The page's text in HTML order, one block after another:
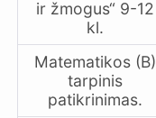
ir žmogus“ 9-12
kl.
Matematikos (B)
tarpinis
patikrinimas.